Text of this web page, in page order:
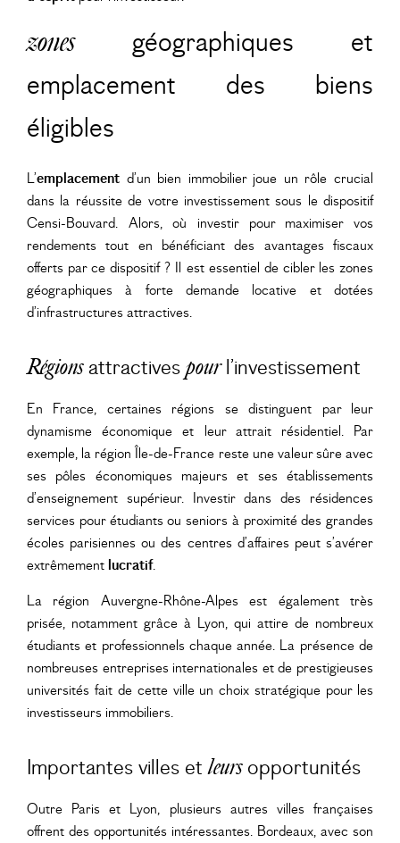
zonesgéographiques et
emplacement des biens
éligibles
L’emplacement d’un bien immobilier joue un rôle crucial
dans la réussite de votre investissement sous le dispositif
Censi-Bouvard. Alors, où investir pour maximiser vos
rendements tout en bénéficiant des avantages fiscaux
offerts par ce dispositif ? Il est essentiel de cibler les zones
géographiques à forte demande locative et dotées
d’infrastructures attractives.
Régionsattractives pourl’investissement
En France, certaines régions se distinguent par leur
dynamisme économique et leur attrait résidentiel. Par
exemple, la région Île-de-France reste une valeur sûre avec
ses pôles économiques majeurs et ses établissements
d’enseignement supérieur. Investir dans des résidences
services pour étudiants ou seniors à proximité des grandes
écoles parisiennes ou des centres d’affaires peut s’avérer
extrêmement lucratif.
La région Auvergne-Rhône-Alpes est également très
prisée, notamment grâce à Lyon, qui attire de nombreux
étudiants et professionnels chaque année. La présence de
nombreuses entreprises internationales et de prestigieuses
universités fait de cette ville un choix stratégique pour les
investisseurs immobiliers.
Importantes villes etleursopportunités
Outre Paris et Lyon, plusieurs autres villes françaises
offrent des opportunités intéressantes. Bordeaux, avec son